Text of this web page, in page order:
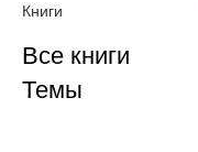
Книги
Все книги
Темы